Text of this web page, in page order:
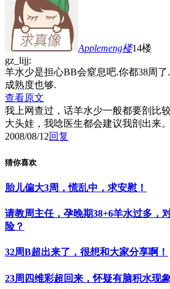
Applemeng楼14楼
gz_lijj:
羊水少是担心BB会窒息吧.你都38周
成熟度也够.
查看原文
我上网查过，话羊水少一般都要剖比
大头娃，我唸医生都会建议我剖出来。
2008/08/12回复
猜你喜欢
胎儿偏大3周，慌乱中，求安慰！
请教周主任，孕晚期38+6羊水过多，
险？
32周B超出来了，很想和大家分享啊！
23周四维彩超回来，怀疑有脑积水现象